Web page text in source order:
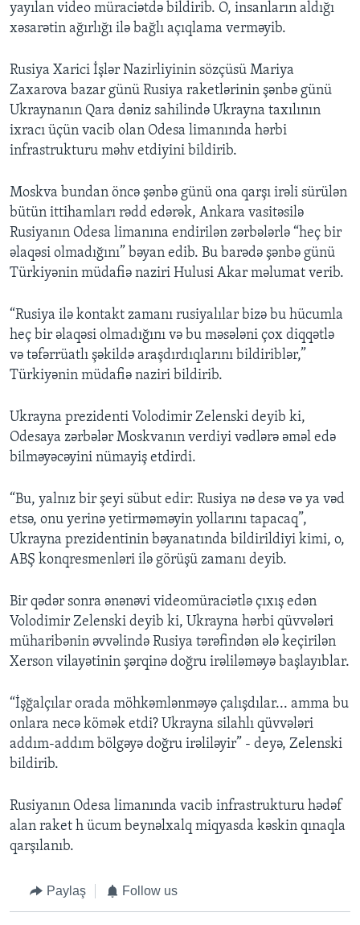
yayılan video müraciətdə bildirib. O, insanların aldığı
xəsarətin ağırlığı ilə bağlı açıqlama verməyib.
Rusiya Xarici İşlər Nazirliyinin sözçüsü Mariya
Zaxarova bazar günü Rusiya raketlərinin şənbə günü
Ukraynanın Qara dəniz sahilində Ukrayna taxılının
ixracı üçün vacib olan Odesa limanında hərbi
infrastrukturu məhv etdiyini bildirib.
Moskva bundan öncə şənbə günü ona qarşı irəli sürülən
bütün ittihamları rədd edərək, Ankara vasitəsilə
Rusiyanın Odesa limanına endirilən zərbələrlə “heç bir
əlaqəsi olmadığını” bəyan edib. Bu barədə şənbə günü
Türkiyənin müdafiə naziri Hulusi Akar məlumat verib.
“Rusiya ilə kontakt zamanı rusiyalılar bizə bu hücumla
heç bir əlaqəsi olmadığını və bu məsələni çox diqqətlə
və təfərrüatlı şəkildə araşdırdıqlarını bildiriblər,”
Türkiyənin müdafiə naziri bildirib.
Ukrayna prezidenti Volodimir Zelenski deyib ki,
Odesaya zərbələr Moskvanın verdiyi vədlərə əməl edə
bilməyəcəyini nümayiş etdirdi.
“Bu, yalnız bir şeyi sübut edir: Rusiya nə desə və ya vəd
etsə, onu yerinə yetirməməyin yollarını tapacaq”,
Ukrayna prezidentinin bəyanatında bildirildiyi kimi, o,
ABŞ konqresmenləri ilə görüşü zamanı deyib.
Bir qədər sonra ənənəvi videomüraciətlə çıxış edən
Volodimir Zelenski deyib ki, Ukrayna hərbi qüvvələri
müharibənin əvvəlində Rusiya tərəfindən ələ keçirilən
Xerson vilayətinin şərqinə doğru irəliləməyə başlayıblar.
“İşğalçılar orada möhkəmlənməyə çalışdılar... amma bu
onlara necə kömək etdi? Ukrayna silahlı qüvvələri
addım-addım bölgəyə doğru irəliləyir” - deyə, Zelenski
bildirib.
Rusiyanın Odesa limanında vacib infrastrukturu hədəf
alan raket h ücum beynəlxalq miqyasda kəskin qınaqla
qarşılanıb.
Paylaş Follow us